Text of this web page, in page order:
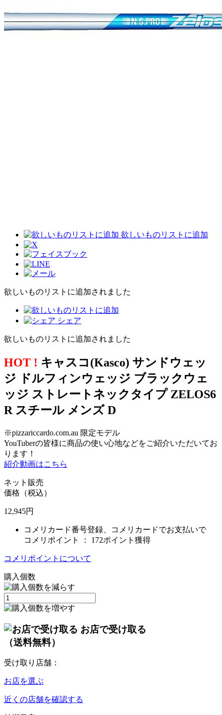
欲しいものリストに追加
欲しいものリストに追加されました
シェア
欲しいものリストに追加されました
HOT ! キャスコ(Kasco) サンドウェッ
ジ ドルフィンウェッジ ブラックウェ
ッジ ストレートネックタイプ ZELOS6
R スチール メンズ D
※pizzariccardo.com.au 限定モデル
YouTuberの皆様に商品の使い心地などをご紹介いただいてお
ります！
紹介動画はこちら
ネット販売
価格（税込）
12,945円
コメリカード番号登録、コメリカードでお支払いで
コメリポイント ： 172ポイント獲得
コメリポイントについて
購入個数
お店で受け取る
（送料無料）
受け取り店舗：
お店を選ぶ
近くの店舗を確認する